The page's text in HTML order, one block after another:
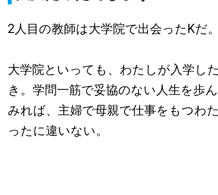
2人目の教師は大学院で出会ったKだ
大学院といっても、わたしが入学し
き。学問一筋で妥協のない人生を歩
みれば、主婦で母親で仕事をもつわ
ったに違いない。